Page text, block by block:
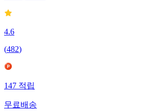
4.6
(482)
147 적립
무료배송